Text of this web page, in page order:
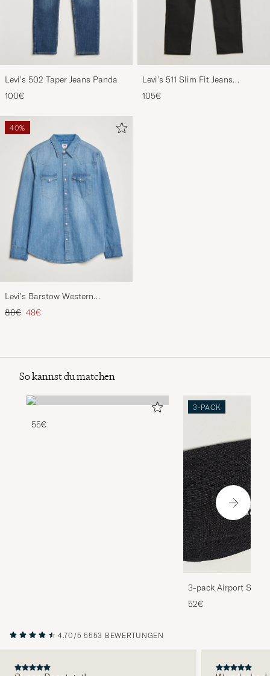
Levi's 502 Taper Jeans Panda
100€
Levi's 511 Slim Fit Jeans
Nightshine
105€
40%
Levi's Barstow Western
Standard Shirt Light Blue
Regulärer Preis
80€ Reduzierter Preis
48€
So kannst du matchen
55€
3-PACK
3-pack Airport
Melange
52€
4.70/5 5553 BEWERTUNGEN